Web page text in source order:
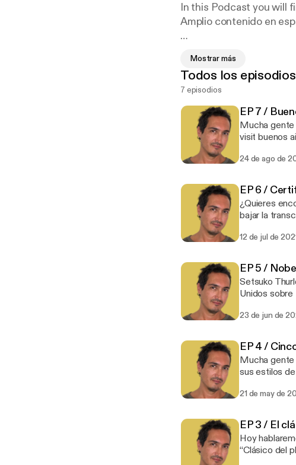
In this Podcast you will
Amplio contenido en
WEB:https://bit.ly/
INSTAGRAM:https://
YOUTUBE:
SUPPORT MY WORK:
Mostrar más
Todos los episodios
7 episodios
EP 7 /
Mucha gente
visit buenos aires
24 de ago de
EP 6 /
¿Quieres
bajar la
12 de jul de
EP 5 /
Setsuko
Unidos sobre Hiroshima.
23 de jun de
EP 4 /
Mucha gente
sus estilos de vida. (Recuerda que puedes bajar la
21 de may de
EP 3 / El
Hoy
“Clásico del planeta”. (Recuerda que puedes bajar la